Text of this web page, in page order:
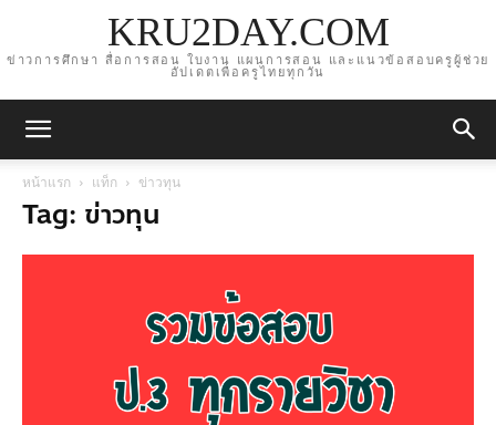
KRU2DAY.COM
ข่าวการศึกษา สื่อการสอน ใบงาน แผนการสอน และแนวข้อสอบครูผู้ช่วย
อัปเดตเพื่อครูไทยทุกวัน
หน้าแรก แท็ก ข่าวทุน
Tag: ข่าวทุน